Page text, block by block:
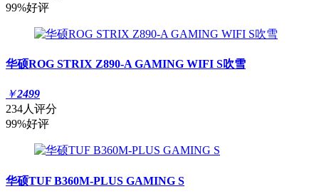
99%好评
华硕ROG STRIX Z890-A GAMING WIFI S吹雪
￥2499
234人评分
99%好评
华硕TUF B360M-PLUS GAMING S